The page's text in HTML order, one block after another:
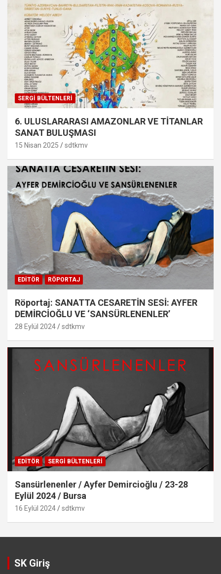
SERGI BÜLTENLERI
6. ULUSLARARASI AMAZONLAR VE TİTANLAR
SANAT BULUŞMASI
15 Nisan 2025 sdtkmv
EDITÖR RÖPORTAJ
Röportaj: SANATTA CESARETİN SESİ: AYFER
DEMİRCİOĞLU VE ‘SANSÜRLENENLER’
28 Eylül 2024 sdtkmv
EDITÖR SERGI BÜLTENLERI
Sansürlenenler / Ayfer Demircioğlu / 23-28
Eylül 2024 / Bursa
16 Eylül 2024 sdtkmv
SK Giriş